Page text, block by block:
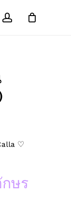
account
♡
ษร
ส